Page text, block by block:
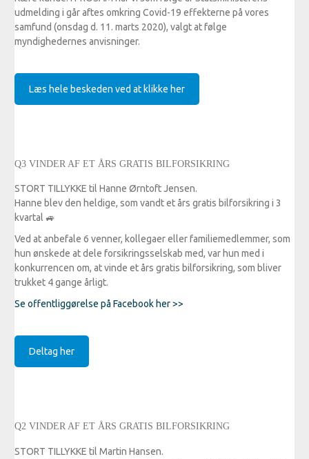
udmelding i går aftes omkring Covid-19 effekterne på vores
samfund (onsdag d. 11. marts 2020), valgt at følge
myndighedernes anvisninger.
Læs hele beskeden ved at klikke her
Q3 VINDER AF ET ÅRS GRATIS BILFORSIKRING
STORT TILLYKKE til Hanne Ørntoft Jensen.
Hanne blev den heldige, som vandt et års gratis bilforsikring i 3
kvartal 🚙
Ved at anbefale 6 venner, kollegaer eller familiemedlemmer, som
hun ønskede at dele forsikringsselskab med, var hun med i
konkurrencen om, at vinde et års gratis bilforsikring, som bliver
trukket 4 gange årligt.
Se offentliggørelse på Facebook her >>
Deltag her
Q2 VINDER AF ET ÅRS GRATIS BILFORSIKRING
STORT TILLYKKE til Martin Hansen.